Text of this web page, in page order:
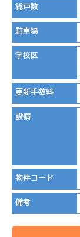
総戸数
駐車場
学校区
更新手数料
設備
物件コード
備考